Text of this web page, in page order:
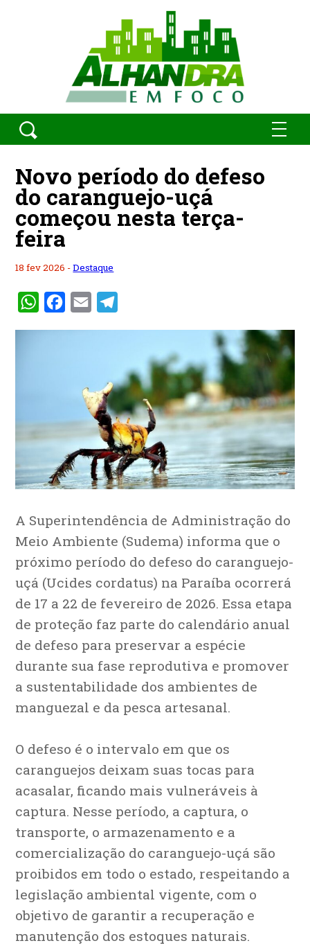
Novo período do defeso
do caranguejo-uçá
começou nesta terça-
feira
18 fev 2026 -Destaque
WhatsAppFacebook
Email
A Superintendência de Administração do
Meio Ambiente (Sudema) informa que o
próximo período do defeso do caranguejo-
uçá (Ucides cordatus) na Paraíba ocorrerá
de 17 a 22 de fevereiro de 2026. Essa etapa
de proteção faz parte do calendário anual
de defeso para preservar a espécie
durante sua fase reprodutiva e promover
a sustentabilidade dos ambientes de
manguezal e da pesca artesanal.
O defeso é o intervalo em que os
caranguejos deixam suas tocas para
acasalar, ficando mais vulneráveis à
captura. Nesse período, a captura, o
transporte, o armazenamento e a
comercialização do caranguejo-uçá são
proibidos em todo o estado, respeitando a
legislação ambiental vigente, com o
objetivo de garantir a recuperação e
manutenção dos estoques naturais.